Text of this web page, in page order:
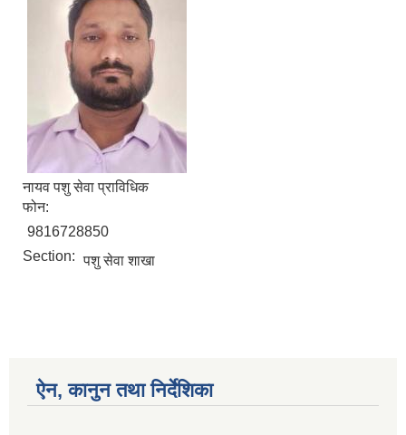
नायव पशु सेवा प्राविधिक
फोन:
9816728850
Section: पशु सेवा शाखा
ऐन, कानुन तथा निर्देशिका